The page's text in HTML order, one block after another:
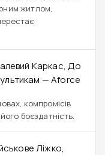
житлом,
Каркас, До
— Aforce
компромісів
боєздатність.
Ліжко,